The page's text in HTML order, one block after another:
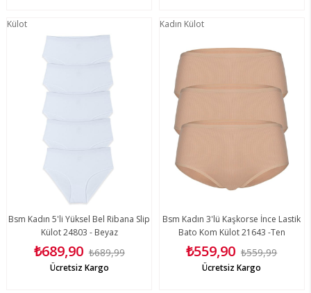
Külot
Bsm Kadın 5'li Yüksel Bel Ribana Slip
Külot 24803 - Beyaz
₺689,90 ₺689,99
Ücretsiz Kargo
Kadın Külot
Bsm Kadın 3'lü Kaşkorse İnce Lastik
Bato Kom Külot 21643 -Ten
₺559,90 ₺559,99
Ücretsiz Kargo